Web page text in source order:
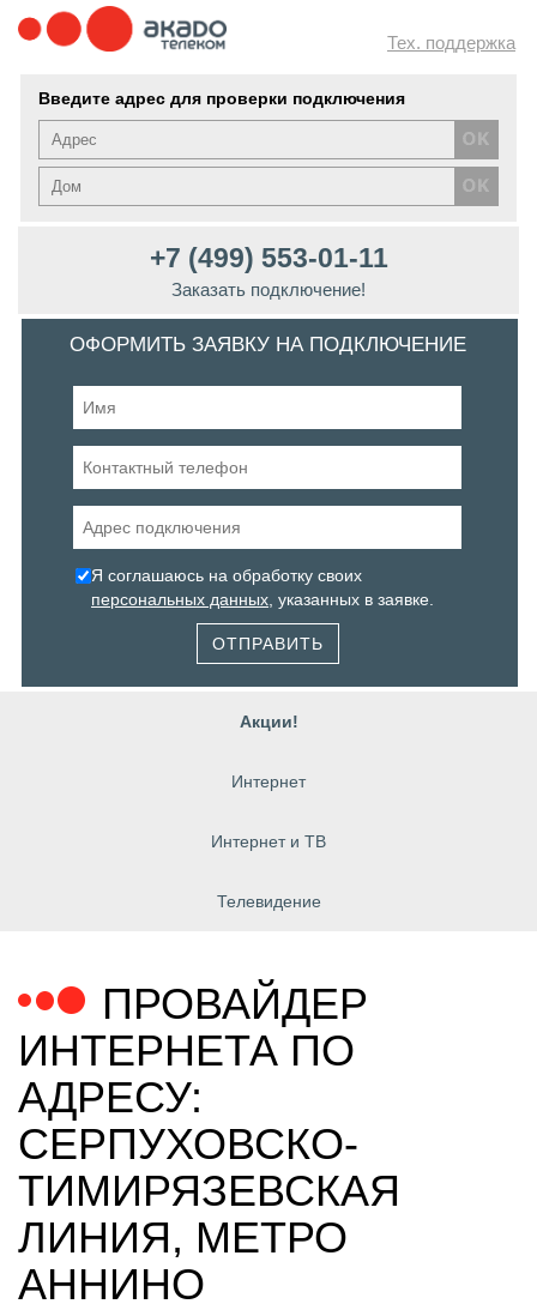
Тех. поддержка
Введите адрес для проверки подключения
+7 (499) 553-01-11
Заказать подключение!
ОФОРМИТЬ ЗАЯВКУ НА ПОДКЛЮЧЕНИЕ
Я соглашаюсь на обработку своих
персональных данных , указанных в заявке.
ОТПРАВИТЬ
Акции!
Интернет
Интернет и ТВ
Телевидение
ПРОВАЙДЕР
ИНТЕРНЕТА ПО
АДРЕСУ:
СЕРПУХОВСКО-
ТИМИРЯЗЕВСКАЯ
ЛИНИЯ, МЕТРО
АННИНО